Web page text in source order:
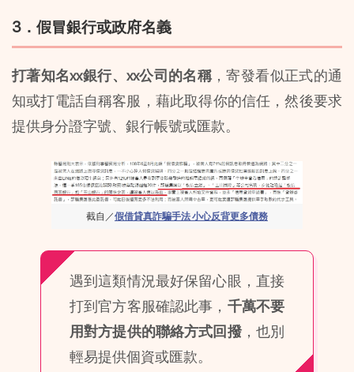
3．假冒銀行或政府名義
打著知名xx銀行、xx公司的名稱，寄發看似正式的通
知或打電話自稱客服，藉此取得你的信任，然後要求
提供身分證字號、銀行帳號或匯款。
截自／假借貸真詐騙手法 小心反背更多債務
遇到這類情況最好保留心眼，直接
打到官方客服確認此事， 千萬不要
用對方提供的聯絡方式回撥，也別
輕易提供個資或匯款。